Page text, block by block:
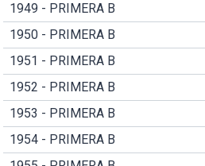
1949 - PRIMERA B
1950 - PRIMERA B
1951 - PRIMERA B
1952 - PRIMERA B
1953 - PRIMERA B
1954 - PRIMERA B